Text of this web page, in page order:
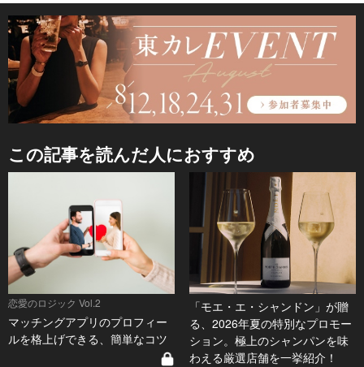
この記事を読んだ人におすすめ
恋愛のロジック Vol.2
マッチングアプリのプロフィー
ルを格上げできる、簡単なコツ
「モエ・エ・シャンドン」が贈
る、2026年夏の特別なプロモー
ション。極上のシャンパンを味
わえる厳選店舗を一挙紹介！